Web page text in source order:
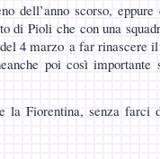
dell’anno scorso,
di Pioli che con una
4 marzo a far rinascere il
poi così importante
la Fiorentina, senza